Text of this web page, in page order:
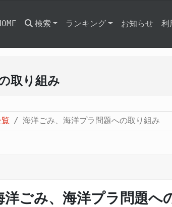
検索 ランキング お知らせ 利
取り組み
海洋ごみ、海洋プラ問題への取り組み
洋ごみ、海洋プラ問題へ